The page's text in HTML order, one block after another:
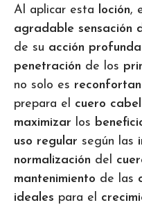
Al aplicar esta loción,
agradable sensación
de su acción profunda
penetración de los
no solo es
prepara el cuero
maximizar los
uso regular según las
normalización del
mantenimiento de las
ideales para el